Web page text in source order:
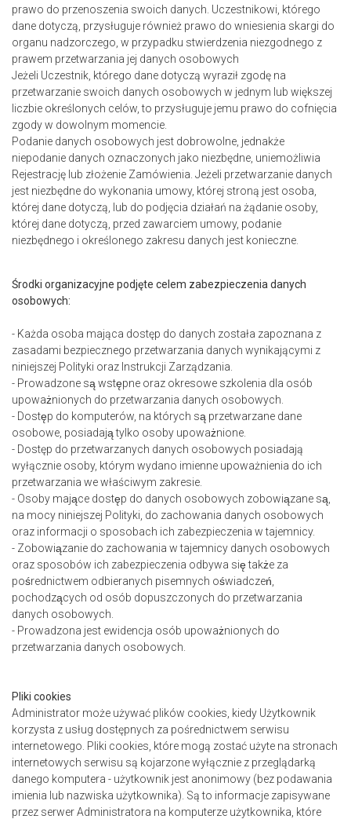
prawo do przenoszenia swoich danych. Uczestnikowi, którego
dane dotyczą, przysługuje również prawo do wniesienia skargi do
organu nadzorczego, w przypadku stwierdzenia niezgodnego z
prawem przetwarzania jej danych osobowych
Jeżeli Uczestnik, którego dane dotyczą wyraził zgodę na
przetwarzanie swoich danych osobowych w jednym lub większej
liczbie określonych celów, to przysługuje jemu prawo do cofnięcia
zgody w dowolnym momencie.
Podanie danych osobowych jest dobrowolne, jednakże
niepodanie danych oznaczonych jako niezbędne, uniemożliwia
Rejestrację lub złożenie Zamówienia. Jeżeli przetwarzanie danych
jest niezbędne do wykonania umowy, której stroną jest osoba,
której dane dotyczą, lub do podjęcia działań na żądanie osoby,
której dane dotyczą, przed zawarciem umowy, podanie
niezbędnego i określonego zakresu danych jest konieczne.
Środki organizacyjne podjęte celem zabezpieczenia danych
osobowych:
- Każda osoba mająca dostęp do danych została zapoznana z
zasadami bezpiecznego przetwarzania danych wynikającymi z
niniejszej Polityki oraz Instrukcji Zarządzania.
- Prowadzone są wstępne oraz okresowe szkolenia dla osób
upoważnionych do przetwarzania danych osobowych.
- Dostęp do komputerów, na których są przetwarzane dane
osobowe, posiadają tylko osoby upoważnione.
- Dostęp do przetwarzanych danych osobowych posiadają
wyłącznie osoby, którym wydano imienne upoważnienia do ich
przetwarzania we właściwym zakresie.
- Osoby mające dostęp do danych osobowych zobowiązane są,
na mocy niniejszej Polityki, do zachowania danych osobowych
oraz informacji o sposobach ich zabezpieczenia w tajemnicy.
- Zobowiązanie do zachowania w tajemnicy danych osobowych
oraz sposobów ich zabezpieczenia odbywa się także za
pośrednictwem odbieranych pisemnych oświadczeń,
pochodzących od osób dopuszczonych do przetwarzania
danych osobowych.
- Prowadzona jest ewidencja osób upoważnionych do
przetwarzania danych osobowych.
Pliki cookies
Administrator może używać plików cookies, kiedy Użytkownik
korzysta z usług dostępnych za pośrednictwem serwisu
internetowego. Pliki cookies, które mogą zostać użyte na stronach
internetowych serwisu są kojarzone wyłącznie z przeglądarką
danego komputera - użytkownik jest anonimowy (bez podawania
imienia lub nazwiska użytkownika). Są to informacje zapisywane
przez serwer Administratora na komputerze użytkownika, które